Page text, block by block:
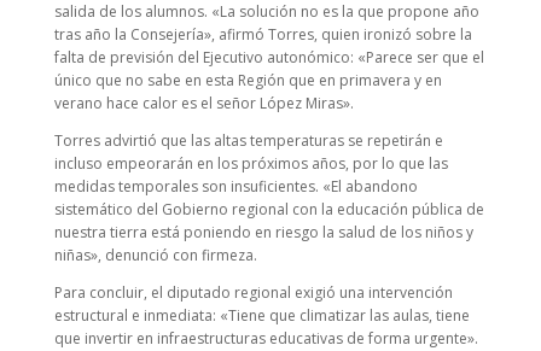
salida de los alumnos. «La solución no es la que propone año
tras año la Consejería», afirmó Torres, quien ironizó sobre la
falta de previsión del Ejecutivo autonómico: «Parece ser que el
único que no sabe en esta Región que en primavera y en
verano hace calor es el señor López Miras».
Torres advirtió que las altas temperaturas se repetirán e
incluso empeorarán en los próximos años, por lo que las
medidas temporales son insuficientes. «El abandono
sistemático del Gobierno regional con la educación pública de
nuestra tierra está poniendo en riesgo la salud de los niños y
niñas», denunció con firmeza.
Para concluir, el diputado regional exigió una intervención
estructural e inmediata: «Tiene que climatizar las aulas, tiene
que invertir en infraestructuras educativas de forma urgente».